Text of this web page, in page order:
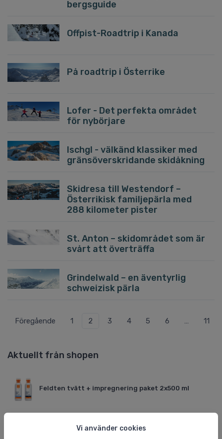
Vi använder cookies
bergsguide
Offpist-Roadtrip i Kanada
På roadtrip i Österrike
Lofer - Det perfekta området
för nybörjare
Ischgl - välkänd klassiker med
gränsöverskridande skidåkning
Skidresa till Westendorf –
Österrikisk familjepärla med
288 kilometer pister
St. Anton – skidområdet som är
svårt att överträffa
Grindelwald – en äventyrlig
schweizisk pärla
Föregående 1 2 3 4 5 6 … 11
Aktuellt från shopen
Feldten tvätt + impregnering paket 2x500 ml
Salomon XA PRO Trailsko